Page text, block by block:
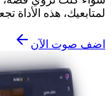
لمتابعيك، هذه الأداة
اضف صوت الآن